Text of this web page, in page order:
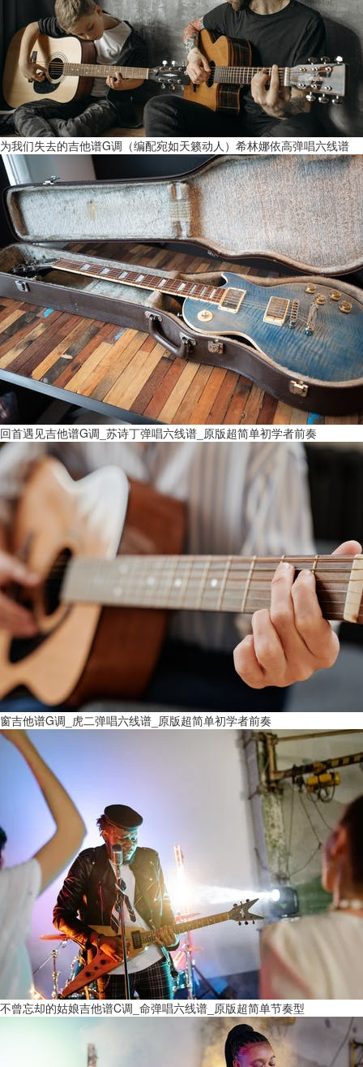
为我们失去的吉他谱G调（编配宛如天籁动人）希林娜依高弹唱六线谱
回首遇见吉他谱G调_苏诗丁弹唱六线谱_原版超简单初学者前奏
窗吉他谱G调_虎二弹唱六线谱_原版超简单初学者前奏
不曾忘却的姑娘吉他谱C调_命弹唱六线谱_原版超简单节奏型